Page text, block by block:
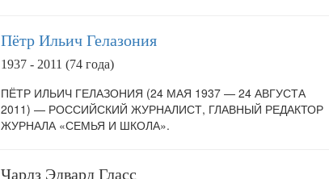
Пётр Ильич Гелазония
1937 - 2011 (74 года)
ПЁТР ИЛЬИЧ ГЕЛАЗОНИЯ (24 МАЯ 1937 — 24 АВГУСТА
2011) — РОССИЙСКИЙ ЖУРНАЛИСТ, ГЛАВНЫЙ РЕДАКТОР
ЖУРНАЛА «СЕМЬЯ И ШКОЛА».
Чарлз Эдвард Гласс